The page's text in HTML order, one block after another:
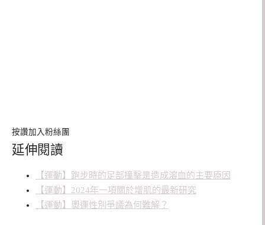
按讚加入粉絲團
延伸閱讀
【運動】跑步時的足部撞擊是造成溶血的主要原因
【運動】2024年一項關於增肌的最新研究
【運動】奧運性別爭議為何難解？